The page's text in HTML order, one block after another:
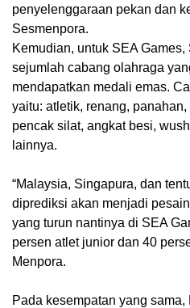
penyelenggaraan pekan dan
Sesmenpora.
Kemudian, untuk SEA
sejumlah cabang olahraga
mendapatkan medali emas.
yaitu: atletik, renang,
pencak silat, angkat besi,
lainnya.
“Malaysia, Singapura, dan
diprediksi akan menjadi
yang turun nantinya di SEA
persen atlet junior dan 40
Menpora.
Pada kesempatan yang